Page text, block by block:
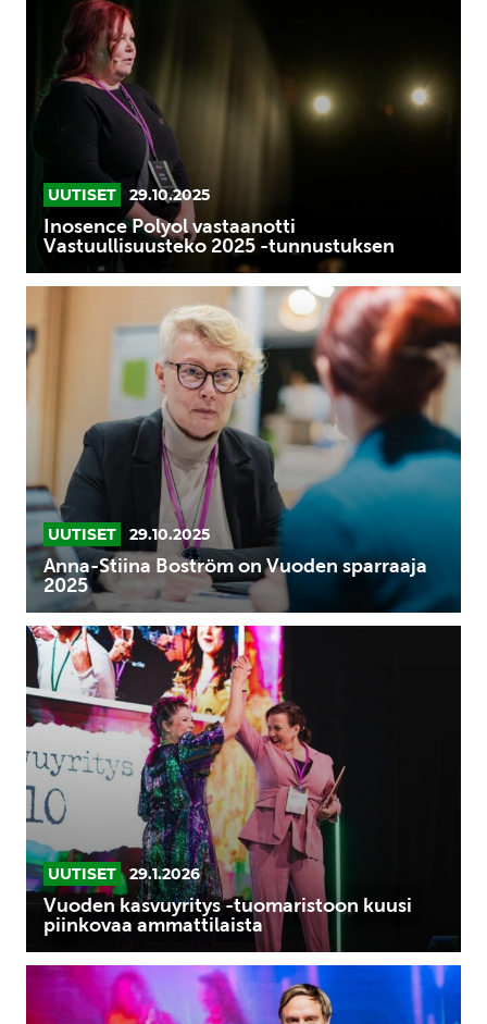
vastaanotti
Vastuullisuusteko
2025
tunnustuksen
UUTISET 29.10.2025
Inosence Polyol vastaanotti
Vastuullisuusteko 2025 -tunnustuksen
Stiina
Boström
Vuoden
sparraaja
UUTISET 29.10.2025
Anna-Stiina Boström on Vuoden sparraaja
2025
Vuoden
kasvuyritys
-
tuomaristoon
piinkovaa
ammattilaista
UUTISET 29.1.2026
Vuoden kasvuyritys -tuomaristoon kuusi
piinkovaa ammattilaista
Inosence
Polyol